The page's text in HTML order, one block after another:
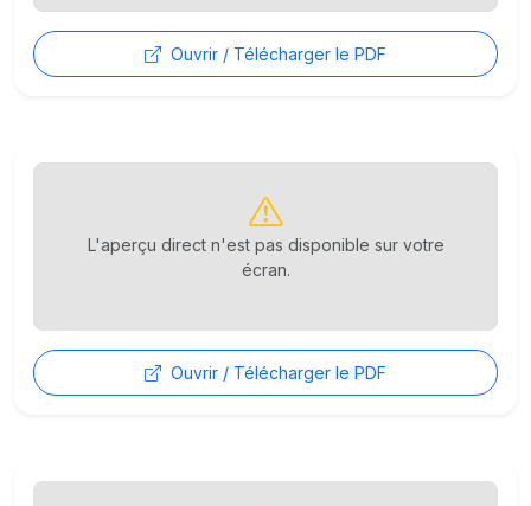
Ouvrir / Télécharger le PDF
L'aperçu direct n'est pas disponible sur votre
écran.
Ouvrir / Télécharger le PDF